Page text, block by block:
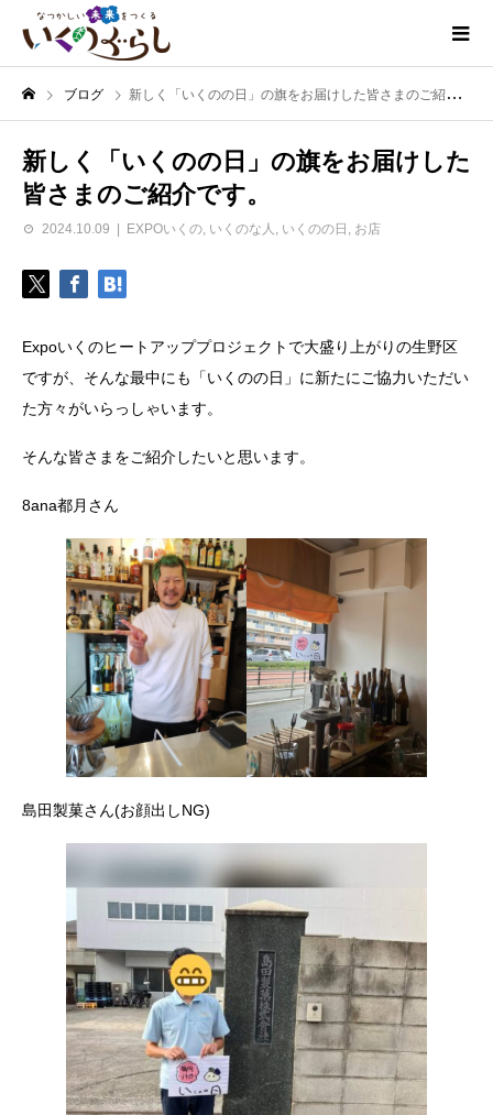
ブログ 新しく「いくのの日」の旗をお届けした皆さまのご紹介です。
新しく「いくのの日」の旗をお届けした
皆さまのご紹介です。
2024.10.09 EXPOいくの いくのな人 いくのの日 お店
Expoいくのヒートアッププロジェクトで大盛り上がりの生野区
ですが、そんな最中にも「いくのの日」に新たにご協力いただい
た方々がいらっしゃいます。
そんな皆さまをご紹介したいと思います。
8ana都月さん
島田製菓さん(お顔出しNG)